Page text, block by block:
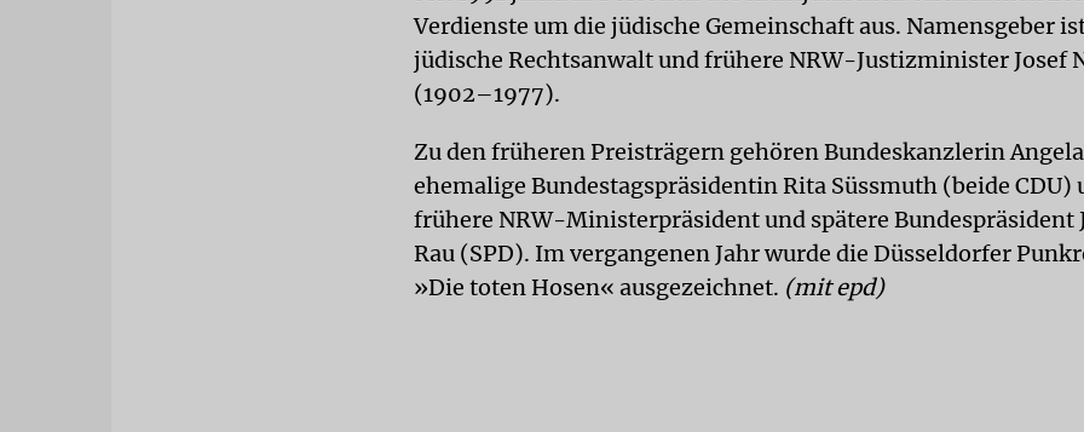
Verdienste um die jüdische Gemeinschaft aus. Namensgeber
jüdische Rechtsanwalt und frühere NRW-Justizminister Josef
(1902–1977).
Zu den früheren Preisträgern gehören Bundeskanzlerin
ehemalige Bundestagspräsidentin Rita Süssmuth (beide CDU)
frühere NRW-Ministerpräsident und spätere Bundespräsident
Rau (SPD). Im vergangenen Jahr wurde die Düsseldorfer
»Die toten Hosen« ausgezeichnet. (mit epd)